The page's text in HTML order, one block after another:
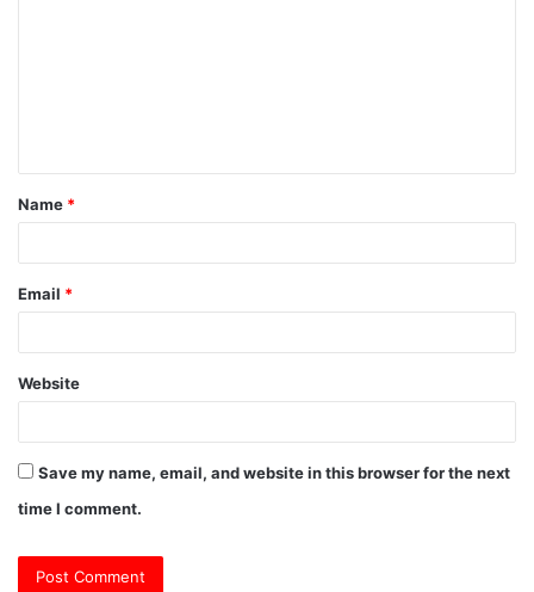
t
*
Name *
Email *
Website
Save my name, email, and website in this browser for the next
time I comment.